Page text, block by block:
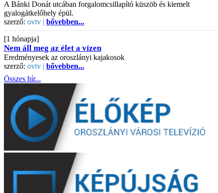
A Bánki Donát utcában forgalomcsillapító küszöb és kiemelt
gyalogátkelőhely épül.
szerző: ovtv | bővebben...
[1 hónapja]
Nem áll meg az élet a vízen
Eredményesek az oroszlányi kajakosok
szerző: ovtv | bővebben...
Összes hír...